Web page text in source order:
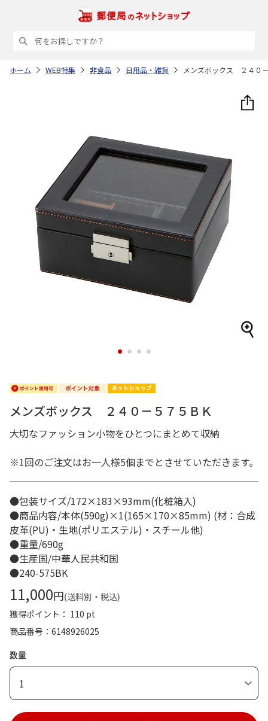
ホーム WEB特集 非食品 日用品・雑貨 メンズボックス ２４０
1 2 3 4
メンズボックス ２４０－５７５ＢＫ
大切なファッション小物をひとつにまとめて収納
※1回のご注文はお一人様5個までとさせていただきます。
●包装サイズ/172×183×93mm(化粧箱入)
●商品内容/本体(590g)×1(165×170×85mm) (材：合成
皮革(PU)・生地(ポリエステル)・スチール他)
●重量/690g
●生産国/中華人民共和国
●240-575BK
11,000円(送料別・税込)
獲得ポイント： 110 pt
商品番号
6148926025
数量
1